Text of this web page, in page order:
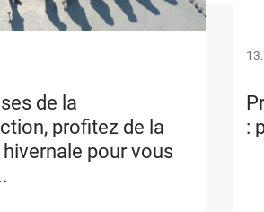
de la
profitez de la
pour vous
: